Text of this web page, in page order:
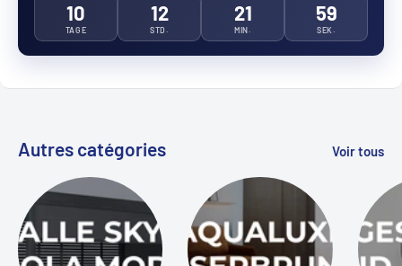
10
TAGE
12
STD.
21
MIN.
58
SEK.
Autres catégories Voir tous